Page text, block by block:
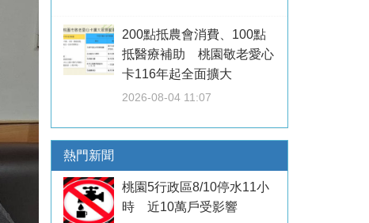
200點抵農會消費、100點
抵醫療補助 桃園敬老愛心
卡116年起全面擴大
2026-08-04 11:07
熱門新聞
桃園5行政區8/10停水11小
時 近10萬戶受影響